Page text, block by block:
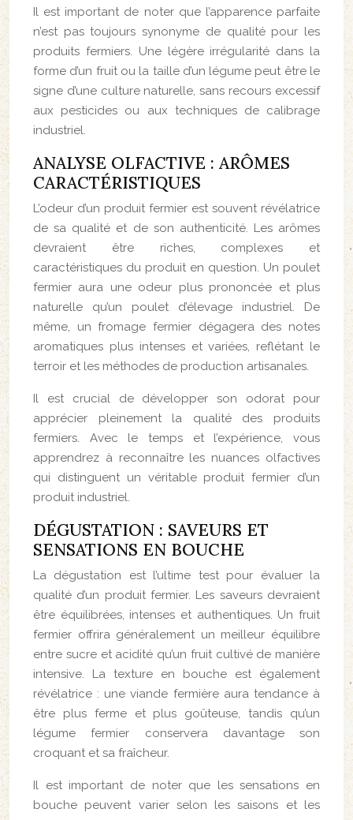
Il est important de noter que l’apparence parfaite
n’est pas toujours synonyme de qualité pour les
produits fermiers. Une légère irrégularité dans la
forme d’un fruit ou la taille d’un légume peut être le
signe d’une culture naturelle, sans recours excessif
aux pesticides ou aux techniques de calibrage
industriel.
ANALYSE OLFACTIVE : ARÔMES
CARACTÉRISTIQUES
L’odeur d’un produit fermier est souvent révélatrice
de sa qualité et de son authenticité. Les arômes
devraient être riches, complexes et
caractéristiques du produit en question. Un poulet
fermier aura une odeur plus prononcée et plus
naturelle qu’un poulet d’élevage industriel. De
même, un fromage fermier dégagera des notes
aromatiques plus intenses et variées, reflétant le
terroir et les méthodes de production artisanales.
Il est crucial de développer son odorat pour
apprécier pleinement la qualité des produits
fermiers. Avec le temps et l’expérience, vous
apprendrez à reconnaître les nuances olfactives
qui distinguent un véritable produit fermier d’un
produit industriel.
DÉGUSTATION : SAVEURS ET
SENSATIONS EN BOUCHE
La dégustation est l’ultime test pour évaluer la
qualité d’un produit fermier. Les saveurs devraient
être équilibrées, intenses et authentiques. Un fruit
fermier offrira généralement un meilleur équilibre
entre sucre et acidité qu’un fruit cultivé de manière
intensive. La texture en bouche est également
révélatrice : une viande fermière aura tendance à
être plus ferme et plus goûteuse, tandis qu’un
légume fermier conservera davantage son
croquant et sa fraîcheur.
Il est important de noter que les sensations en
bouche peuvent varier selon les saisons et les